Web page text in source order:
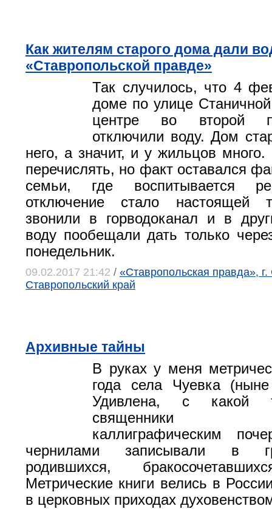
Как жителям старого дома дали
«Ставропольской правде»
Так случилось, что 4
доме по улице
центре во второй
отключили воду. Дом
него, а значит, и у жильцов
перечислять, но факт оставался
семьи, где воспитывается
отключение стало настоящей
звонили в горводоканал и в
воду пообещали дать только
понедельник.
09.02.2017 21:42 / «Ставропольская правда»,
Ставропольский край
Архивные тайны
В руках у меня
года села Чуевка
Удивлена, с какой
священники
каллиграфическим
чернилами записывали в
родившихся,
Метрические книги велись в
в церковных приходах